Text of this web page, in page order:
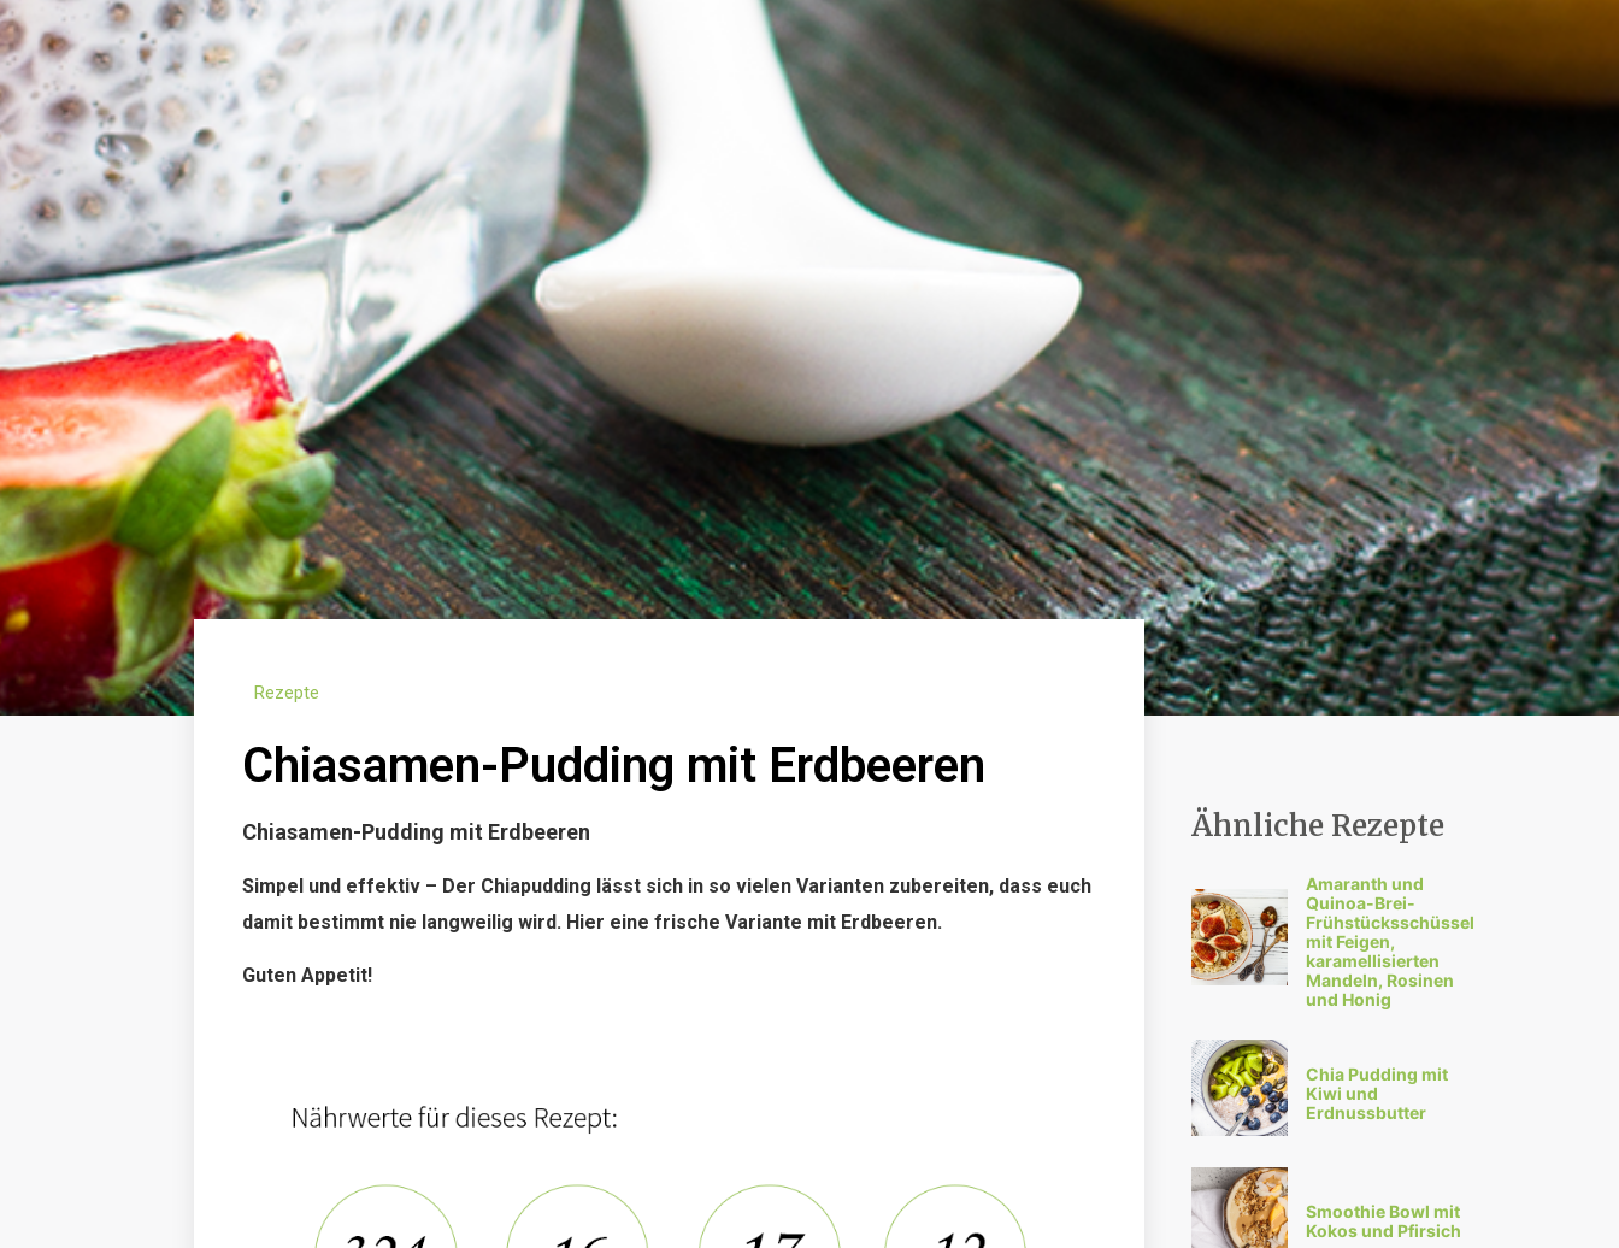
Rezepte
Chiasamen-Pudding mit Erdbeeren
Chiasamen-Pudding mit Erdbeeren
Simpel und effektiv – Der Chiapudding lässt sich in so vielen Varianten zubereiten, dass euch
damit bestimmt nie langweilig wird. Hier eine frische Variante mit Erdbeeren.
Guten Appetit!
Ähnliche Rezepte
Amaranth und
Quinoa-Brei-
Frühstücksschüssel
mit Feigen,
karamellisierten
Mandeln, Rosinen
und Honig
Chia Pudding mit
Kiwi und
Erdnussbutter
Smoothie Bowl mit
Kokos und Pfirsich